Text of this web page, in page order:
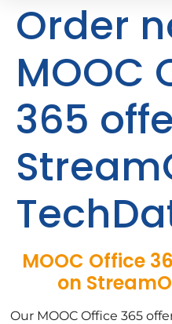
Order
MOOC
365
MOOC Office
on
Our MOOC Office 365